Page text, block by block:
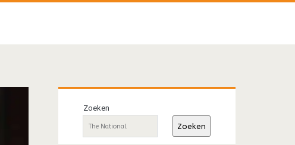
Primaire
sidebar
Zoeken
Zoeken